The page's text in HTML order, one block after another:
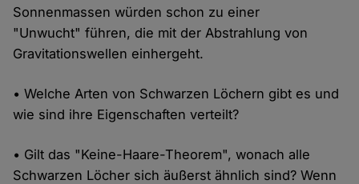
Sonnenmassen würden schon zu einer
"Unwucht" führen, die mit der Abstrahlung von
Gravitationswellen einhergeht.
• Welche Arten von Schwarzen Löchern gibt es und
wie sind ihre Eigenschaften verteilt?
• Gilt das "Keine-Haare-Theorem", wonach alle
Schwarzen Löcher sich äußerst ähnlich sind? Wenn